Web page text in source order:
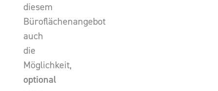
diesem
Büroflächenangebot
auch
die
Möglichkeit,
optional